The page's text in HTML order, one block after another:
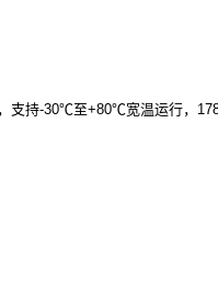
支持-30℃至+80℃宽温运行，